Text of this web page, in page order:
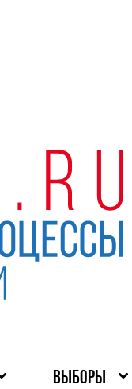
ВЫБОРЫ